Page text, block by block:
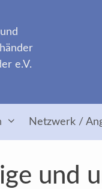
e.V.
Netzwerk /
und